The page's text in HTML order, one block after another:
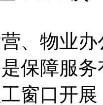
物业办
保障服
窗口开